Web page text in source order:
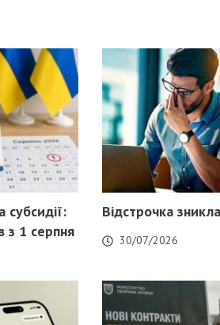
субсидії:
з 1 серпня
Відстрочка
30/07/2026